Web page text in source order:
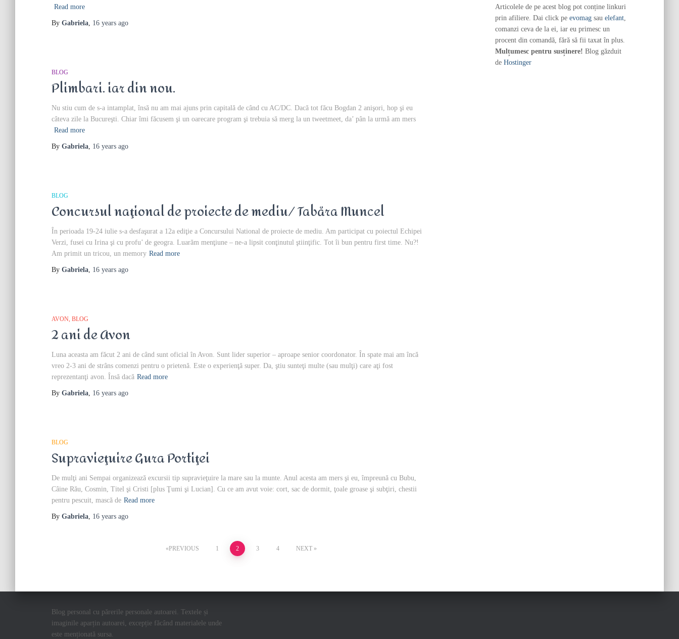
Read more
By Gabriela, 16 years ago
BLOG
Plimbari. iar din nou.
Nu stiu cum de s-a intamplat, însă nu am mai ajuns prin capitală de când cu AC/DC. Dacă tot făcu Bogdan 2 anişori, hop şi eu
câteva zile la Bucureşti. Chiar îmi făcusem şi un oarecare program şi trebuia să merg la un tweetmeet, da’ pân la urmă am mers
Read more
By Gabriela, 16 years ago
BLOG
Concursul naţional de proiecte de mediu/ Tabăra Muncel
În perioada 19-24 iulie s-a desfaşurat a 12a ediţie a Concursului National de proiecte de mediu. Am participat cu poiectul Echipei
Verzi, fusei cu Irina şi cu profu’ de geogra. Luarăm menţiune – ne-a lipsit conţinutul ştiinţific. Tot îi bun pentru first time. Nu?!
Am primit un tricou, un memory Read more
By Gabriela, 16 years ago
AVON BLOG
2 ani de Avon
Luna aceasta am făcut 2 ani de când sunt oficial în Avon. Sunt lider superior – aproape senior coordonator. În spate mai am încă
vreo 2-3 ani de strâns comenzi pentru o prietenă. Este o experienţă super. Da, ştiu sunteţi multe (sau mulţi) care aţi fost
reprezentanţi avon. Însă dacă Read more
By Gabriela, 16 years ago
BLOG
Supravieţuire Gura Portiţei
De mulţi ani Sempai organizează excursii tip supravieţuire la mare sau la munte. Anul acesta am mers şi eu, împreună cu Bubu,
Câine Rău, Cosmin, Titel şi Cristi [plus Ţumi şi Lucian]. Cu ce am avut voie: cort, sac de dormit, ţoale groase şi subţiri, chestii
pentru pescuit, mască de Read more
By Gabriela, 16 years ago
pagination
PREVIOUS 1 2 3 4 NEXT
Articolele de pe acest blog pot conține linkuri
prin afiliere. Dai click pe evomagsau elefant,
comanzi ceva de la ei, iar eu primesc un
procent din comandă, fără să fii taxat în plus.
Mulțumesc pentru susținere! Blog găzduit
de Hostinger
Blog personal cu părerile personale autoarei. Textele și
imaginile aparțin autoarei, excepție făcând materialele unde
este menționată sursa.